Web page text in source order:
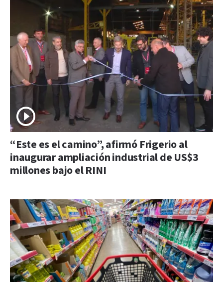
“Este es el camino”, afirmó Frigerio al
inaugurar ampliación industrial de US$3
millones bajo el RINI